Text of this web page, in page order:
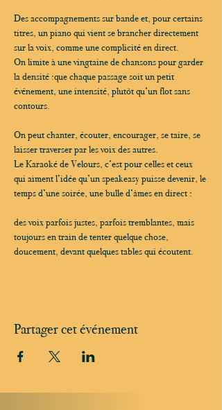
Des accompagnements sur bande et, pour certains
titres, un piano qui vient se brancher directement
sur la voix, comme une complicité en direct.
On limite à une vingtaine de chansons pour garder
la densité :que chaque passage soit un petit
événement, une intensité, plutôt qu’un flot sans
contours.
On peut chanter, écouter, encourager, se taire, se
laisser traverser par les voix des autres.
Le Karaoké de Velours, c’est pour celles et ceux
qui aiment l’idée qu’un speakeasy puisse devenir, le
temps d’une soirée, une bulle d’âmes en direct :
des voix parfois justes, parfois tremblantes, mais
toujours en train de tenter quelque chose,
doucement, devant quelques tables qui écoutent.
Partager cet événement